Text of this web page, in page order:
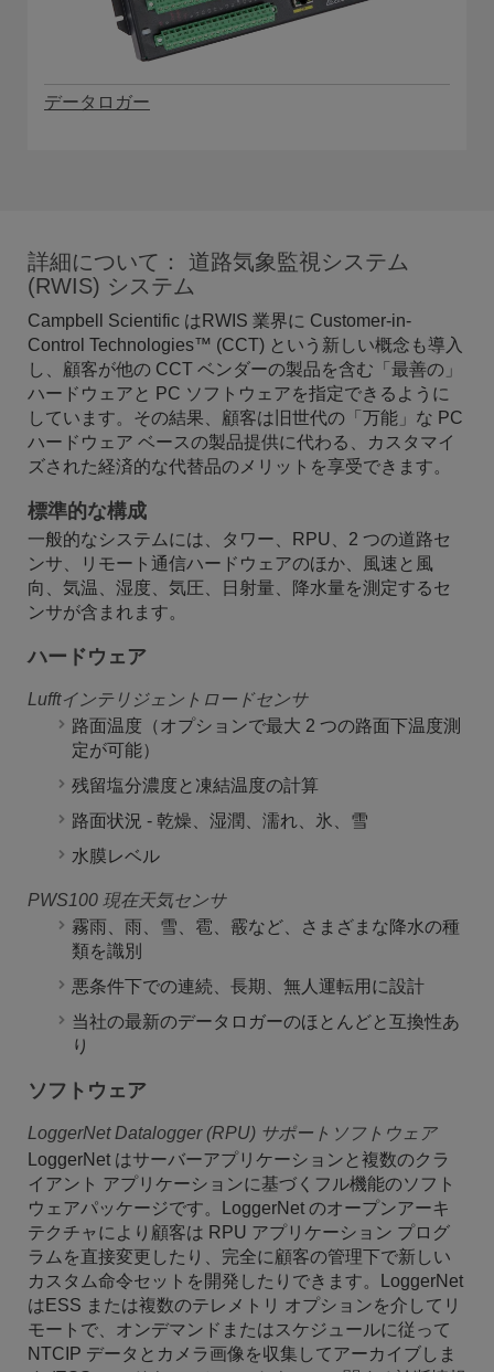
データロガー
詳細について： 道路気象監視システム
(RWIS) システム
Campbell Scientific はRWIS 業界に Customer-in-
Control Technologies™ (CCT) という新しい概念も導入
し、顧客が他の CCT ベンダーの製品を含む「最善の」
ハードウェアと PC ソフトウェアを指定できるように
しています。その結果、顧客は旧世代の「万能」な PC
ハードウェア ベースの製品提供に代わる、カスタマイ
ズされた経済的な代替品のメリットを享受できます。
標準的な構成
一般的なシステムには、タワー、RPU、2 つの道路セ
ンサ、リモート通信ハードウェアのほか、風速と風
向、気温、湿度、気圧、日射量、降水量を測定するセ
ンサが含まれます。
ハードウェア
Lufftインテリジェントロードセンサ
路面温度（オプションで最大 2 つの路面下温度測
定が可能）
残留塩分濃度と凍結温度の計算
路面状況 - 乾燥、湿潤、濡れ、氷、雪
水膜レベル
PWS100 現在天気センサ
霧雨、雨、雪、雹、霰など、さまざまな降水の種
類を識別
悪条件下での連続、長期、無人運転用に設計
当社の最新のデータロガーのほとんどと互換性あ
り
ソフトウェア
LoggerNet Datalogger (RPU) サポートソフトウェア
LoggerNet はサーバーアプリケーションと複数のクラ
イアント アプリケーションに基づくフル機能のソフト
ウェアパッケージです。LoggerNet のオープンアーキ
テクチャにより顧客は RPU アプリケーション プログ
ラムを直接変更したり、完全に顧客の管理下で新しい
カスタム命令セットを開発したりできます。LoggerNet
はESS または複数のテレメトリ オプションを介してリ
モートで、オンデマンドまたはスケジュールに従って
NTCIP データとカメラ画像を収集してアーカイブしま